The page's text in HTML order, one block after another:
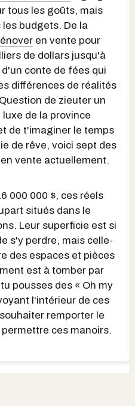
tous les goûts, mais
budgets. De la
en vente pour
de dollars jusqu'à
conte de fées qui
différences de réalités
de zieuter un
de la province
de t'imaginer le temps
de rêve, voici sept des
en vente actuellement.
000 000 $, ces réels
situés dans le
Leur superficie est si
s'y perdre, mais celle-
des espaces et pièces
est à tomber par
pousses des « Oh my
l'intérieur de ces
remporter le
ces manoirs.